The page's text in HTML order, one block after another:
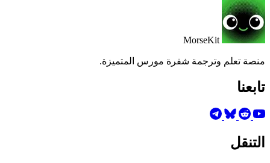
MorseKit
منصة تعلم وترجمة شفرة مورس المتميزة.
تابعنا
التنقل